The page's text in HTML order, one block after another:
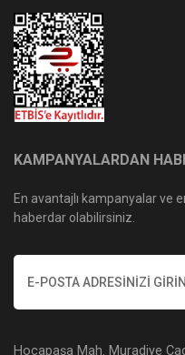
KAMPANYALARDAN
En avantajlı kampanyalar ve
haberdar olabilirsiniz.
Hocapaşa Mah. Muradiye